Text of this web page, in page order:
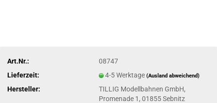
Art.Nr.:
08747
Lieferzeit:
4-5 Werktage(Ausland abweichend)
Hersteller:
TILLIG Modellbahnen GmbH,
Promenade 1, 01855 Sebnitz